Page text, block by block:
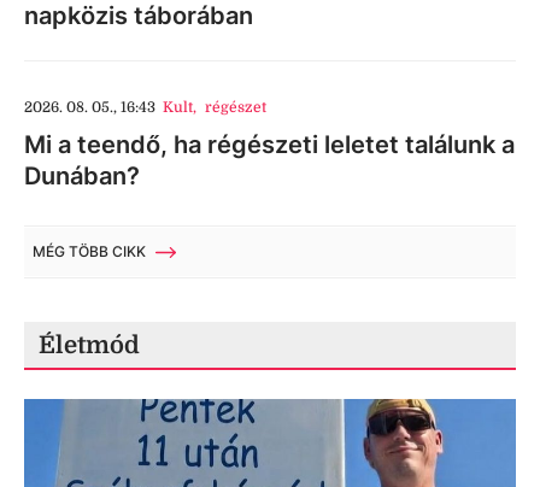
napközis táborában
2026. 08. 05., 16:43 Kult, régészet
Mi a teendő, ha régészeti leletet találunk a
Dunában?
MÉG TÖBB CIKK
Életmód